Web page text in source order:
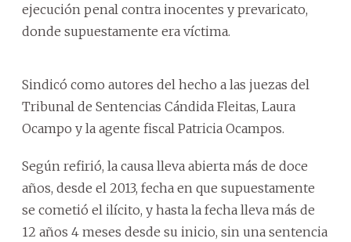
ejecución penal contra inocentes y prevaricato,
donde supuestamente era víctima.
Sindicó como autores del hecho a las juezas del
Tribunal de Sentencias Cándida Fleitas, Laura
Ocampo y la agente fiscal Patricia Ocampos.
Según refirió, la causa lleva abierta más de doce
años, desde el 2013, fecha en que supuestamente
se cometió el ilícito, y hasta la fecha lleva más de
12 años 4 meses desde su inicio, sin una sentencia